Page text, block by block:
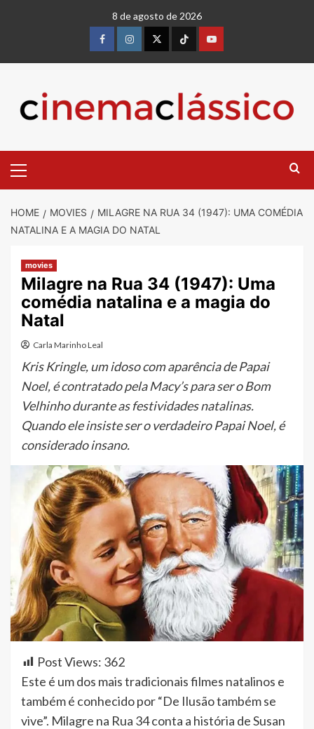
8 de agosto de 2026
HOME MOVIES
MILAGRE NA RUA 34 (1947): UMA COMÉDIA
NATALINA E A MAGIA DO NATAL
movies
Milagre na Rua 34 (1947): Uma
comédia natalina e a magia do
Natal
Carla Marinho Leal
Kris Kringle, um idoso com aparência de Papai
Noel, é contratado pela Macy’s para ser o Bom
Velhinho durante as festividades natalinas.
Quando ele insiste ser o verdadeiro Papai Noel, é
considerado insano.
Post Views: 362
Este é um dos mais tradicionais filmes natalinos e
também é conhecido por “De Ilusão também se
vive”. Milagre na Rua 34 conta a história de Susan